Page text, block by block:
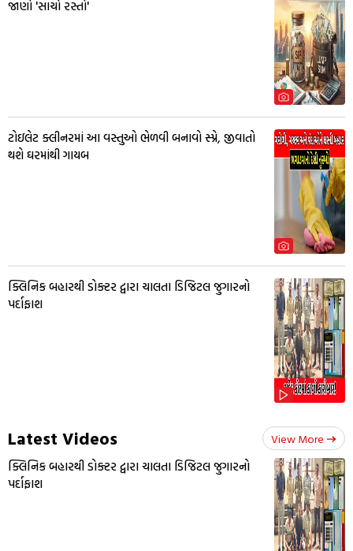
જાણો 'સાચો રસ્તો'
ટોઇલેટ ક્લીનરમાં આ વસ્તુઓ ભેળવી બનાવો સ્પ્રે, જીવાતો
થશે ઘરમાંથી ગાયબ
ક્લિનિક બહારથી ડોક્ટર દ્વારા ચાલતા ડિજિટલ જુગારનો
પર્દાફાશ
Latest Videos View More
ક્લિનિક બહારથી ડોક્ટર દ્વારા ચાલતા ડિજિટલ જુગારનો
પર્દાફાશ